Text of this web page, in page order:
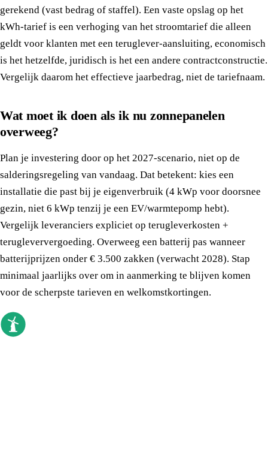
gerekend (vast bedrag of staffel). Een vaste opslag op het
kWh-tarief is een verhoging van het stroomtarief die alleen
geldt voor klanten met een teruglever-aansluiting, economisch
is het hetzelfde, juridisch is het een andere contractconstructie.
Vergelijk daarom het effectieve jaarbedrag, niet de tariefnaam.
Wat moet ik doen als ik nu zonnepanelen
overweeg?
Plan je investering door op het 2027-scenario, niet op de
salderingsregeling van vandaag. Dat betekent: kies een
installatie die past bij je eigenverbruik (4 kWp voor doorsnee
gezin, niet 6 kWp tenzij je een EV/warmtepomp hebt).
Vergelijk leveranciers expliciet op terugleverkosten +
terugleververgoeding. Overweeg een batterij pas wanneer
batterijprijzen onder € 3.500 zakken (verwacht 2028). Stap
minimaal jaarlijks over om in aanmerking te blijven komen
voor de scherpste tarieven en welkomstkortingen.